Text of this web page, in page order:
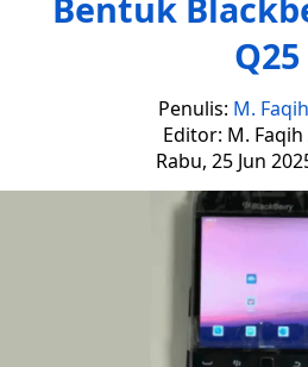
Q25
Penulis: M.
Editor: M.
Rabu, 25 Jun